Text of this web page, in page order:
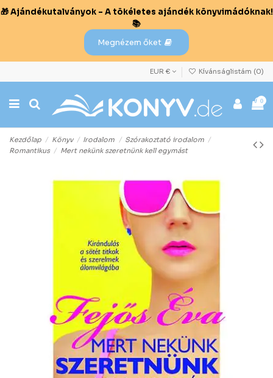
🎁 Ajándékutalványok – A tökéletes ajándék könyvimádóknak!
📚
Megnézem őket
EUR € Kívánságlistám (0)
0
Kezdőlap Könyv Irodalom
Szórakoztató irodalom
Romantikus
Mert nekünk szeretnünk kell egymást